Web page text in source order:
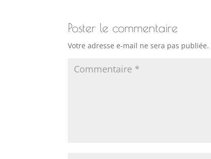
Poster le commentaire
Votre adresse e-mail ne sera pas publiée.